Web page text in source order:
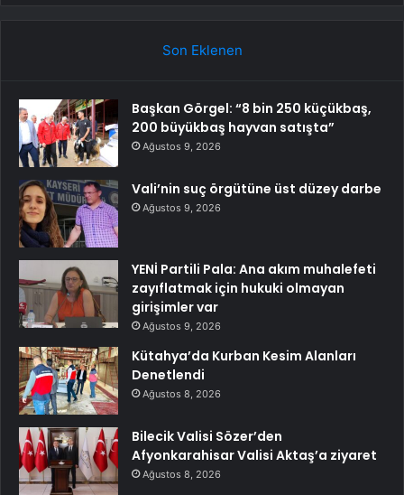
Son Eklenen
Başkan Görgel: “8 bin 250 küçükbaş,
200 büyükbaş hayvan satışta”
Ağustos 9, 2026
Vali’nin suç örgütüne üst düzey darbe
Ağustos 9, 2026
YENİ Partili Pala: Ana akım muhalefeti
zayıflatmak için hukuki olmayan
girişimler var
Ağustos 9, 2026
Kütahya’da Kurban Kesim Alanları
Denetlendi
Ağustos 8, 2026
Bilecik Valisi Sözer’den
Afyonkarahisar Valisi Aktaş’a ziyaret
Ağustos 8, 2026